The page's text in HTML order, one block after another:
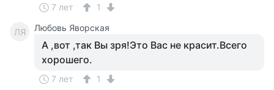
7 лет 1
ЛЯ Любовь Яворская
А ,вот ,так Вы зря!Это Вас не красит.Всего
хорошего.
7 лет 1